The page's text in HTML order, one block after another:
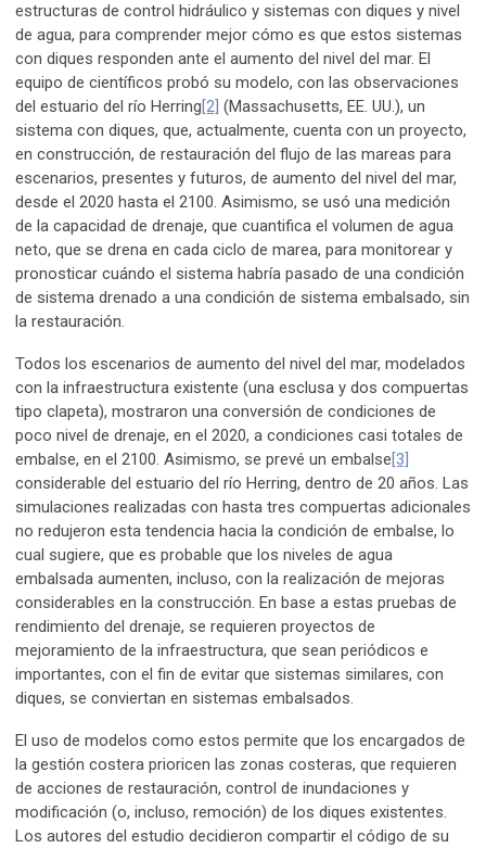
estructuras de control hidráulico y sistemas con diques y nivel
de agua, para comprender mejor cómo es que estos sistemas
con diques responden ante el aumento del nivel del mar. El
equipo de científicos probó su modelo, con las observaciones
del estuario del río Herring [2] (Massachusetts, EE. UU.), un
sistema con diques, que, actualmente, cuenta con un proyecto,
en construcción, de restauración del flujo de las mareas para
escenarios, presentes y futuros, de aumento del nivel del mar,
desde el 2020 hasta el 2100. Asimismo, se usó una medición
de la capacidad de drenaje, que cuantifica el volumen de agua
neto, que se drena en cada ciclo de marea, para monitorear y
pronosticar cuándo el sistema habría pasado de una condición
de sistema drenado a una condición de sistema embalsado, sin
la restauración.
Todos los escenarios de aumento del nivel del mar, modelados
con la infraestructura existente (una esclusa y dos compuertas
tipo clapeta), mostraron una conversión de condiciones de
poco nivel de drenaje, en el 2020, a condiciones casi totales de
embalse, en el 2100. Asimismo, se prevé un embalse [3]
considerable del estuario del río Herring, dentro de 20 años. Las
simulaciones realizadas con hasta tres compuertas adicionales
no redujeron esta tendencia hacia la condición de embalse, lo
cual sugiere, que es probable que los niveles de agua
embalsada aumenten, incluso, con la realización de mejoras
considerables en la construcción. En base a estas pruebas de
rendimiento del drenaje, se requieren proyectos de
mejoramiento de la infraestructura, que sean periódicos e
importantes, con el fin de evitar que sistemas similares, con
diques, se conviertan en sistemas embalsados.
El uso de modelos como estos permite que los encargados de
la gestión costera prioricen las zonas costeras, que requieren
de acciones de restauración, control de inundaciones y
modificación (o, incluso, remoción) de los diques existentes.
Los autores del estudio decidieron compartir el código de su